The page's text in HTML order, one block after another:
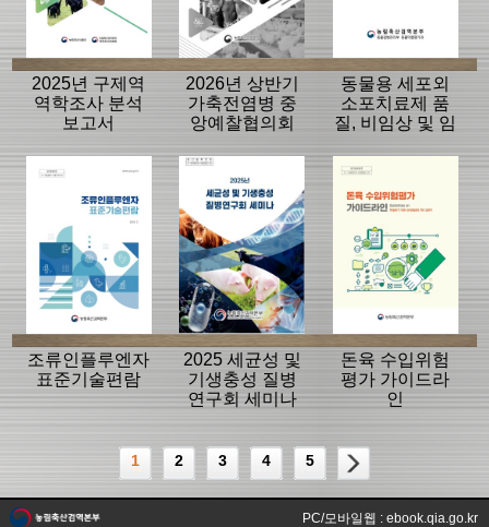
2025년 구제역
역학조사 분석
보고서
2026년 상반기
가축전염병 중
앙예찰협의회
동물용 세포외
소포치료제 품
질, 비임상 및 임
라인
조류인플루엔자
표준기술편람
2025 세균성 및
기생충성 질병
연구회 세미나
돈육 수입위험
평가 가이드라
인
1 2 3 4 5
PC/모바일웹 : ebook.qia.go.kr